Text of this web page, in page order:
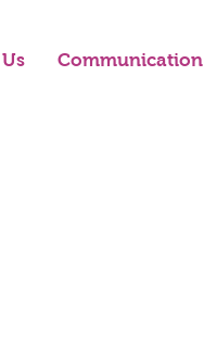
Communication